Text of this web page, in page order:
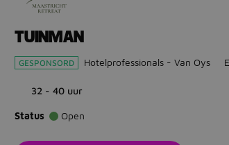
TUINMAN
GESPONSORD Hotelprofessionals - Van Oys
32 - 40 uur
Status Open